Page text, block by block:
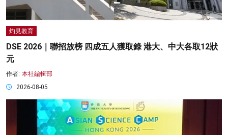
灼見教育
DSE 2026｜聯招放榜 四成五人獲取錄 港大、中大各取12狀
元
作者: 本社編輯部
2026-08-05